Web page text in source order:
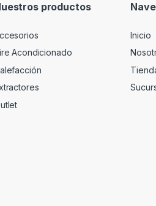
productos
Acondicionado
Inicio